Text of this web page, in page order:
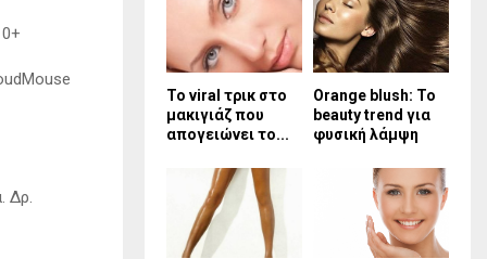
Δρ.
Το viral τρικ στο
μακιγιάζ που
απογειώνει το...
Orange blush: Το
beauty trend για
φυσική λάμψη